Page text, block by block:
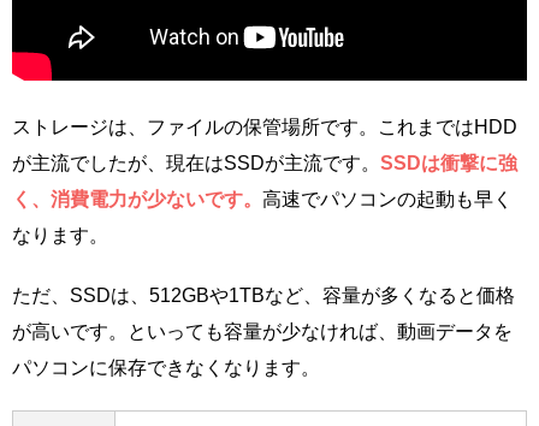
ストレージは、ファイルの保管場所です。これまではHDD
が主流でしたが、現在はSSDが主流です。 SSDは衝撃に強
く、消費電力が少ないです。 高速でパソコンの起動も早く
なります。
ただ、SSDは、512GBや1TBなど、容量が多くなると価格
が高いです。といっても容量が少なければ、動画データを
パソコンに保存できなくなります。